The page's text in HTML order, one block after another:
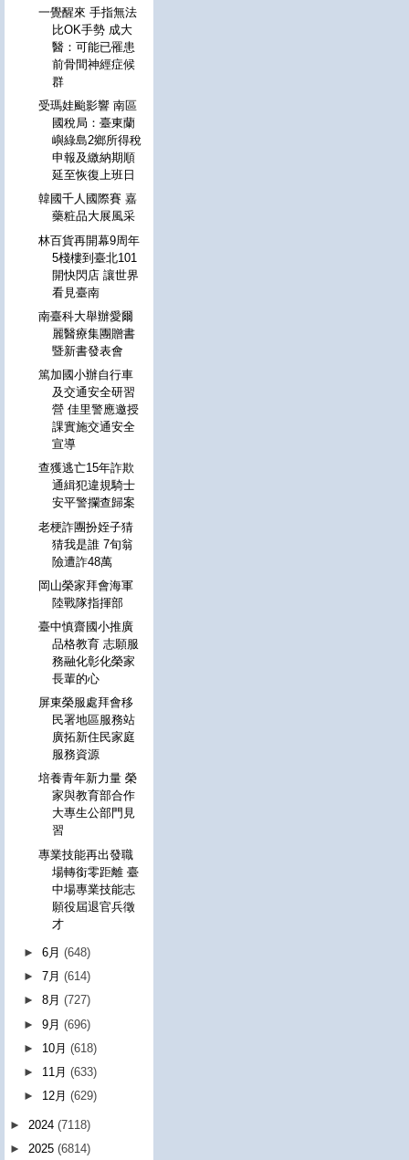
一覺醒來 手指無法
比OK手勢 成大
醫：可能已罹患
前骨間神經症候
群
受瑪娃颱影響 南區
國稅局：臺東蘭
嶼綠島2鄉所得稅
申報及繳納期順
延至恢復上班日
韓國千人國際賽 嘉
藥粧品大展風采
林百貨再開幕9周年
5棧樓到臺北101
開快閃店 讓世界
看見臺南
南臺科大舉辦愛爾
麗醫療集團贈書
暨新書發表會
篤加國小辦自行車
及交通安全研習
營 佳里警應邀授
課實施交通安全
宣導
查獲逃亡15年詐欺
通緝犯違規騎士
安平警攔查歸案
老梗詐團扮姪子猜
猜我是誰 7旬翁
險遭詐48萬
岡山榮家拜會海軍
陸戰隊指揮部
臺中慎齋國小推廣
品格教育 志願服
務融化彰化榮家
長輩的心
屏東榮服處拜會移
民署地區服務站
廣拓新住民家庭
服務資源
培養青年新力量 榮
家與教育部合作
大專生公部門見
習
專業技能再出發職
場轉銜零距離 臺
中場專業技能志
願役屆退官兵徵
才
►6月(648)
►7月(614)
►8月(727)
►9月(696)
► 10月(618)
► 11月(633)
► 12月(629)
► 2024 (7118)
► 2025 (6814)